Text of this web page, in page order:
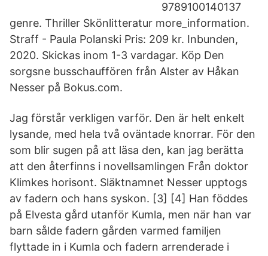
9789100140137
genre. Thriller Skönlitteratur more_information.
Straff - Paula Polanski Pris: 209 kr. Inbunden,
2020. Skickas inom 1-3 vardagar. Köp Den
sorgsne busschauffören från Alster av Håkan
Nesser på Bokus.com.
Jag förstår verkligen varför. Den är helt enkelt
lysande, med hela två oväntade knorrar. För den
som blir sugen på att läsa den, kan jag berätta
att den återfinns i novellsamlingen Från doktor
Klimkes horisont. Släktnamnet Nesser upptogs
av fadern och hans syskon. [3] [4] Han föddes
på Elvesta gård utanför Kumla, men när han var
barn sålde fadern gården varmed familjen
flyttade in i Kumla och fadern arrenderade i